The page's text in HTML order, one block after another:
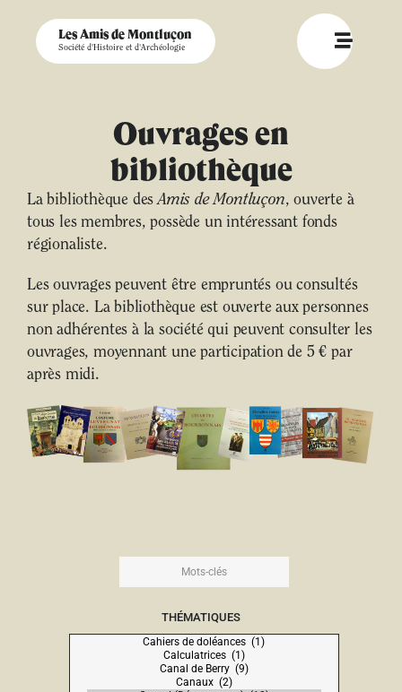
Les Amis de Montluçon
Société d'Histoire et d'Archéologie
Ouvrages en
bibliothèque
La bibliothèque desAmis de Montluçon, ouverte à
tous les membres, possède un intéressant fonds
régionaliste.
Les ouvrages peuvent être empruntés ou consultés
sur place. La bibliothèque est ouverte aux personnes
non adhérentes à la société qui peuvent consulter les
ouvrages, moyennant une participation de 5 € par
après midi.
THÉMATIQUES